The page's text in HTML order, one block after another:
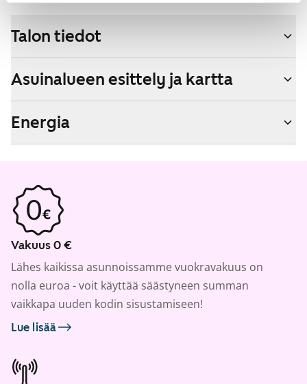
Talon tiedot
Asuinalueen esittely ja kartta
Energia
Vakuus 0 €
Lähes kaikissa asunnoissamme vuokravakuus on
nolla euroa - voit käyttää säästyneen summan
vaikkapa uuden kodin sisustamiseen!
Lue lisää